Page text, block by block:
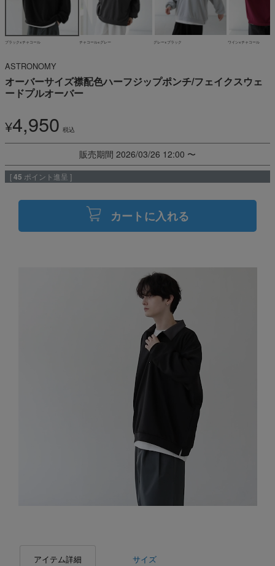
ブラック×チャコール チャコール×グレー グレー×ブラック ワイン×チャコール
ASTRONOMY
オーバーサイズ襟配色ハーフジップポンチ/フェイクスウェ
ードプルオーバー
¥4,950 税込
販売期間 2026/03/26 12:00 〜
[45 ポイント進呈 ]
カートに入れる
アイテム詳細 サイズ